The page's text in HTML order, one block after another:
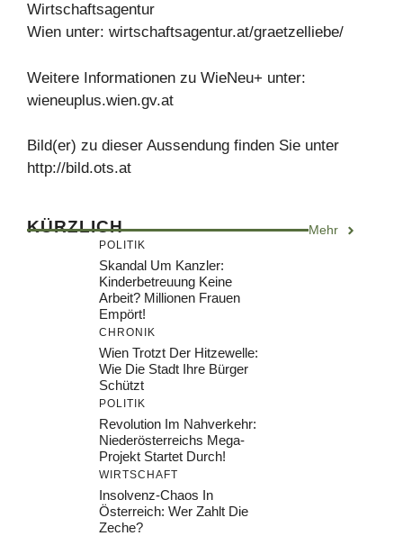
Wirtschaftsagentur
Wien unter: wirtschaftsagentur.at/graetzelliebe/
Weitere Informationen zu WieNeu+ unter:
wieneuplus.wien.gv.at
Bild(er) zu dieser Aussendung finden Sie unter
http://bild.ots.at
KÜRZLICH Mehr
POLITIK
Skandal Um Kanzler:
Kinderbetreuung Keine
Arbeit? Millionen Frauen
Empört!
CHRONIK
Wien Trotzt Der Hitzewelle:
Wie Die Stadt Ihre Bürger
Schützt
POLITIK
Revolution Im Nahverkehr:
Niederösterreichs Mega-
Projekt Startet Durch!
WIRTSCHAFT
Insolvenz-Chaos In
Österreich: Wer Zahlt Die
Zeche?